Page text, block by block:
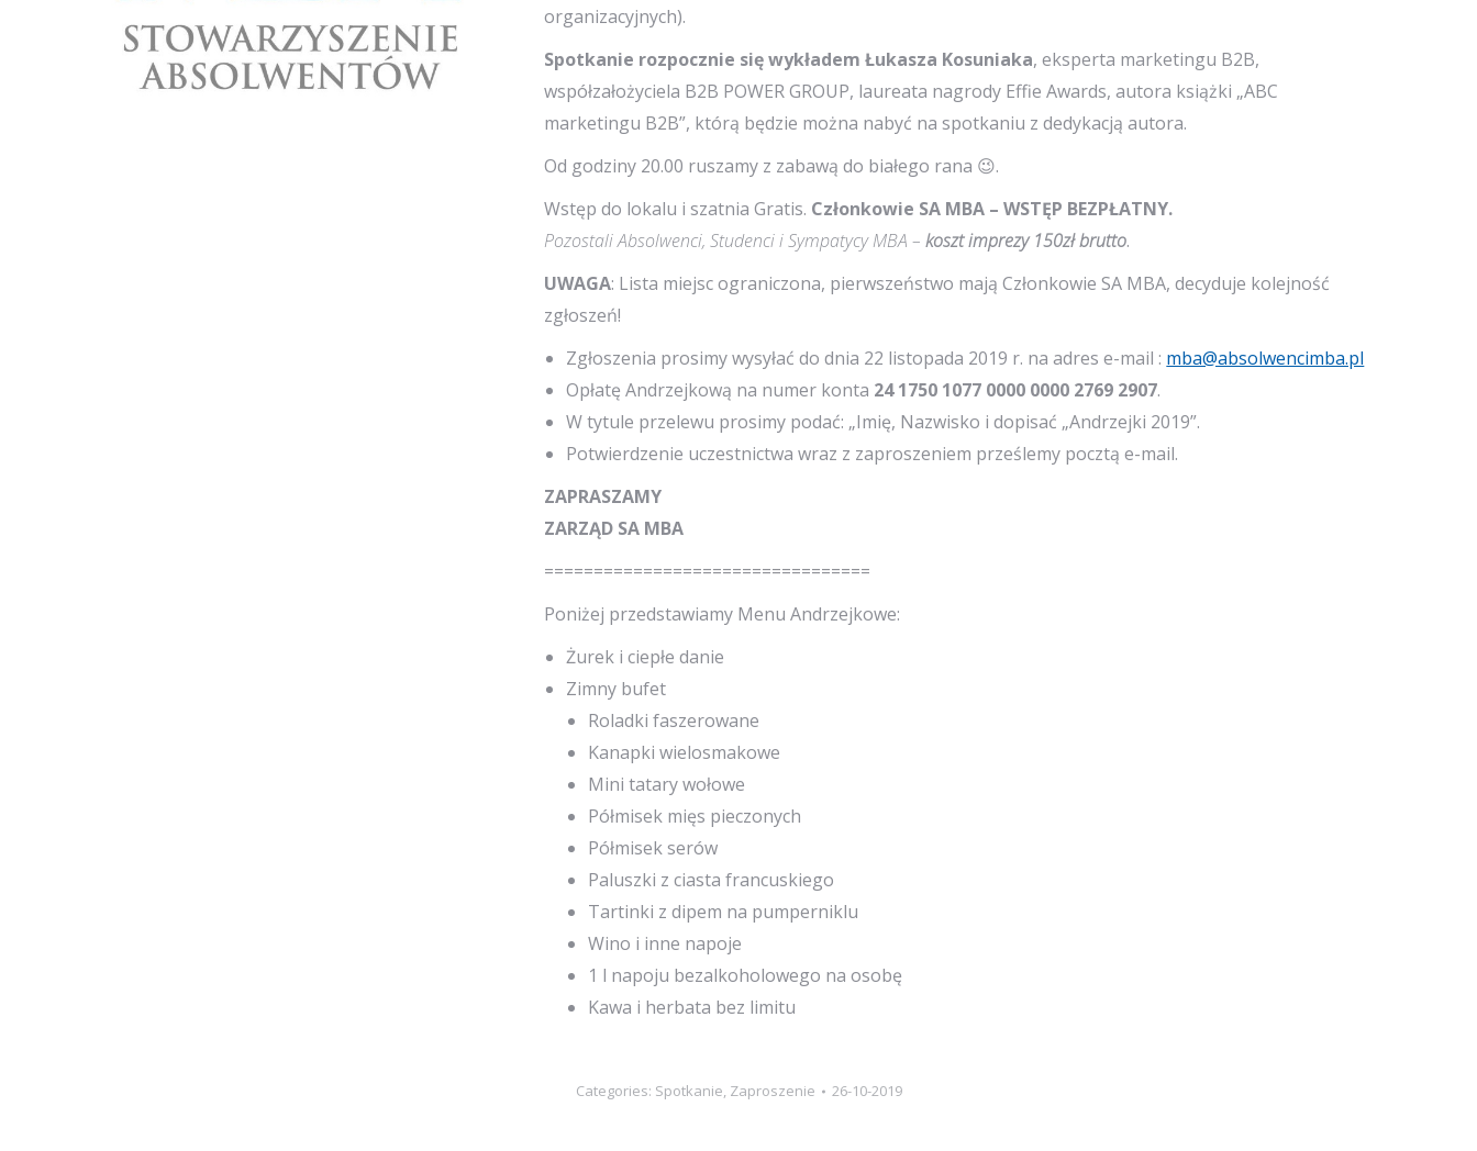
organizacyjnych).
Spotkanie rozpocznie się wykładem Łukasza Kosuniaka, eksperta marketingu B2B,
współzałożyciela B2B POWER GROUP, laureata nagrody Effie Awards, autora książki „ABC
marketingu B2B”, którą będzie można nabyć na spotkaniu z dedykacją autora.
Od godziny 20.00 ruszamy z zabawą do białego rana 😉.
Wstęp do lokalu i szatnia Gratis. Członkowie SA MBA – WSTĘP BEZPŁATNY.
Pozostali Absolwenci, Studenci i Sympatycy MBA –koszt imprezy 150zł brutto.
UWAGA: Lista miejsc ograniczona, pierwszeństwo mają Członkowie SA MBA, decyduje kolejność
zgłoszeń!
Zgłoszenia prosimy wysyłać do dnia 22 listopada 2019 r. na adres e-mail : mba@absolwencimba.pl
Opłatę Andrzejkową na numer konta 24 1750 1077 0000 0000 2769 2907.
W tytule przelewu prosimy podać: „Imię, Nazwisko i dopisać „Andrzejki 2019”.
Potwierdzenie uczestnictwa wraz z zaproszeniem prześlemy pocztą e-mail.
ZAPRASZAMY
ZARZĄD SA MBA
=================================
Poniżej przedstawiamy Menu Andrzejkowe:
Żurek i ciepłe danie
Zimny bufet
Roladki faszerowane
Kanapki wielosmakowe
Mini tatary wołowe
Półmisek mięs pieczonych
Półmisek serów
Paluszki z ciasta francuskiego
Tartinki z dipem na pumperniklu
Wino i inne napoje
1 l napoju bezalkoholowego na osobę
Kawa i herbata bez limitu
Categories: Spotkanie, Zaproszenie 26-10-2019